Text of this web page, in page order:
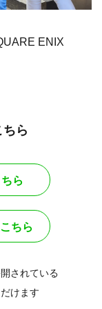
ENIX
ら
ら
ちら
されている
けます